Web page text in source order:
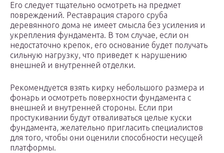
Его следует тщательно осмотреть на предмет
повреждений. Реставрация старого сруба
деревянного дома не имеет смысла без усиления и
укрепления фундамента. В том случае, если он
недостаточно крепок, его основание будет получать
сильную нагрузку, что приведет к нарушению
внешней и внутренней отделки.
Рекомендуется взять кирку небольшого размера и
фонарь и осмотреть поверхности фундамента с
внешней и внутренней стороны. Если при
простукивании будут отваливаться целые куски
фундамента, желательно пригласить специалистов
для того, чтобы они оценили способности несущей
платформы.